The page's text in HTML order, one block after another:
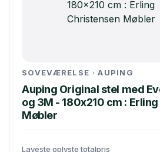
SOVEVÆRELSE · AUPING
Auping Original stel med
og 3M - 180x210 cm :
Møbler
Laveste oplyste totalpris